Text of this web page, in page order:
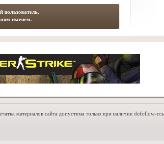
пользователь.
именем.
материалов сайта допустима только при наличии dofollow-